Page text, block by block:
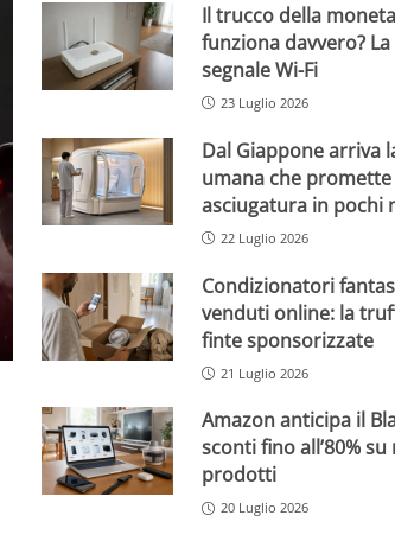
Il trucco della
funziona davvero?
segnale Wi-Fi
23 Luglio 2026
Dal Giappone arriva
umana che promette
asciugatura in pochi
22 Luglio 2026
Condizionatori
venduti online: la
finte sponsorizzate
21 Luglio 2026
Amazon anticipa il
sconti fino all’80%
prodotti
20 Luglio 2026